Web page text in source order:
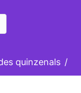
quinzenals /